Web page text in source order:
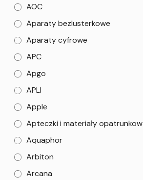
AOC
Aparaty bezlusterkowe
Aparaty cyfrowe
APC
Apgo
APLI
Apple
Apteczki i materiały
Aquaphor
Arbiton
Arcana